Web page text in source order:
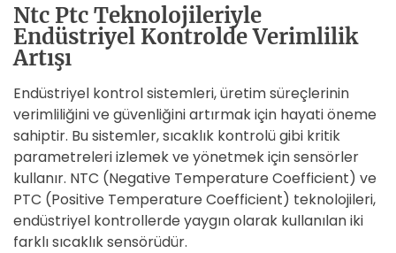
Ntc Ptc Teknolojileriyle
Endüstriyel Kontrolde Verimlilik
Artışı
Endüstriyel kontrol sistemleri, üretim süreçlerinin
verimliliğini ve güvenliğini artırmak için hayati öneme
sahiptir. Bu sistemler, sıcaklık kontrolü gibi kritik
parametreleri izlemek ve yönetmek için sensörler
kullanır. NTC (Negative Temperature Coefficient) ve
PTC (Positive Temperature Coefficient) teknolojileri,
endüstriyel kontrollerde yaygın olarak kullanılan iki
farklı sıcaklık sensörüdür.